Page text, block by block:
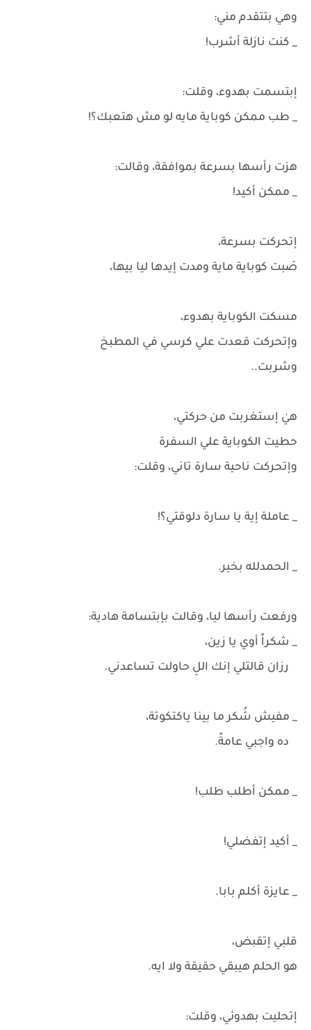
وهي بتتقدم مني:
_ كنت نازلة أشرب!
إبتسمت بهدوء، وقلت:
_ طب ممكن كوباية مايه لو مش هتعبك؟!
هزت رأسها بسرعة بموافقة، وقالت:
_ ممكن أكيد!
إتحركت بسرعة،
صَبت كوباية ماية ومدت إيدها ليا بيها،
مسكت الكوباية بهدوء،
وإتحركت قعدت علي كرسي في المطبخ
وشربت..
هيٰ إستغربت من حركتي،
حطيت الكوباية علي السفرة
وإتحركت ناحية سارة تاني، وقلت:
_ عاملة إية يا سارة دلوقتي؟!
_ الحمدلله بخير.
ورفعت رأسها ليا، وقالت بإبتسامة هادية:
_ شكراً أوي يا زين،
رزان قالتلي إنك اللِ حاولت تساعدني.
_ مفيش شُكر ما بينا ياكتكوتة،
ده واجبي عامةً.
_ ممكن أطلب طلب!
_ أكيد إتفضلي!
_ عايزة أكلم بابا.
قلبي إتقبض،
هو الحلم هيبقي حقيقة ولا ايه.
إتحليت بهدوئي، وقلت: